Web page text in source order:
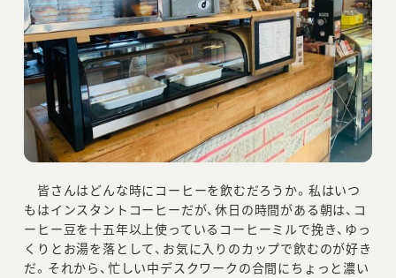
皆さんはどんな時にコーヒーを飲むだろうか。私はいつ
もはインスタントコーヒーだが、休日の時間がある朝は、コ
ーヒー豆を十五年以上使っているコーヒーミルで挽き、ゆっ
くりとお湯を落として、お気に入りのカップで飲むのが好き
だ。それから、忙しい中デスクワークの合間にちょっと濃い